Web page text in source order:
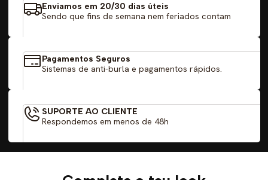
Enviamos em 20/30 dias úteis
Sendo que fins de semana nem feriados contam
Pagamentos Seguros
Sistemas de anti-burla e pagamentos rápidos.
SUPORTE AO CLIENTE
Respondemos em menos de 48h